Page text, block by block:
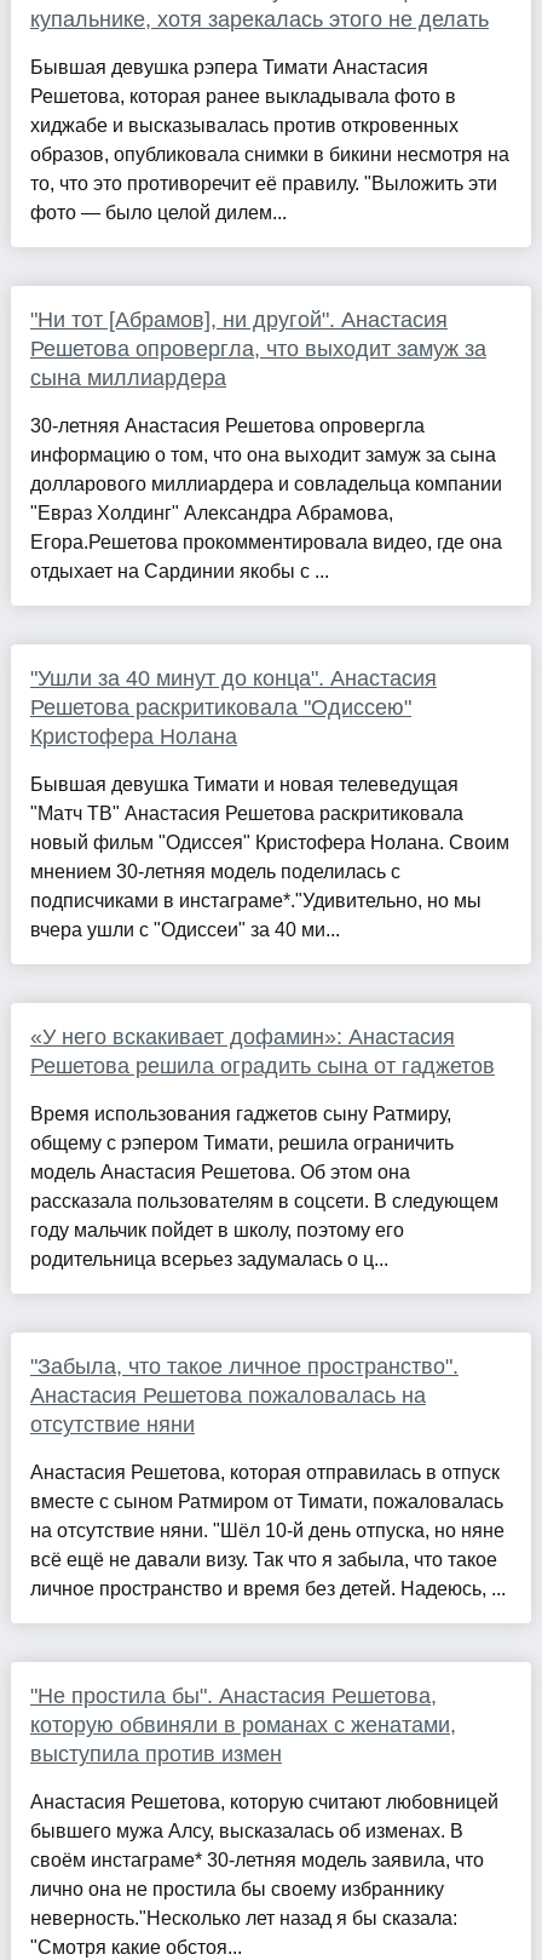
купальнике, хотя зарекалась этого не делать
Бывшая девушка рэпера Тимати Анастасия
Решетова, которая ранее выкладывала фото в
хиджабе и высказывалась против откровенных
образов, опубликовала снимки в бикини несмотря на
то, что это противоречит её правилу. "Выложить эти
фото — было целой дилем...
"Ни тот [Абрамов], ни другой". Анастасия
Решетова опровергла, что выходит замуж за
сына миллиардера
30-летняя Анастасия Решетова опровергла
информацию о том, что она выходит замуж за сына
долларового миллиардера и совладельца компании
"Евраз Холдинг" Александра Абрамова,
Егора.Решетова прокомментировала видео, где она
отдыхает на Сардинии якобы с ...
"Ушли за 40 минут до конца". Анастасия
Решетова раскритиковала "Одиссею"
Кристофера Нолана
Бывшая девушка Тимати и новая телеведущая
"Матч ТВ" Анастасия Решетова раскритиковала
новый фильм "Одиссея" Кристофера Нолана. Своим
мнением 30-летняя модель поделилась с
подписчиками в инстаграме*."Удивительно, но мы
вчера ушли с "Одиссеи" за 40 ми...
«У него вскакивает дофамин»: Анастасия
Решетова решила оградить сына от гаджетов
Время использования гаджетов сыну Ратмиру,
общему с рэпером Тимати, решила ограничить
модель Анастасия Решетова. Об этом она
рассказала пользователям в соцсети. В следующем
году мальчик пойдет в школу, поэтому его
родительница всерьез задумалась о ц...
"Забыла, что такое личное пространство".
Анастасия Решетова пожаловалась на
отсутствие няни
Анастасия Решетова, которая отправилась в отпуск
вместе с сыном Ратмиром от Тимати, пожаловалась
на отсутствие няни. "Шёл 10-й день отпуска, но няне
всё ещё не давали визу. Так что я забыла, что такое
личное пространство и время без детей. Надеюсь, ...
"Не простила бы". Анастасия Решетова,
которую обвиняли в романах с женатами,
выступила против измен
Анастасия Решетова, которую считают любовницей
бывшего мужа Алсу, высказалась об изменах. В
своём инстаграме* 30-летняя модель заявила, что
лично она не простила бы своему избраннику
неверность."Несколько лет назад я бы сказала:
"Смотря какие обстоя...